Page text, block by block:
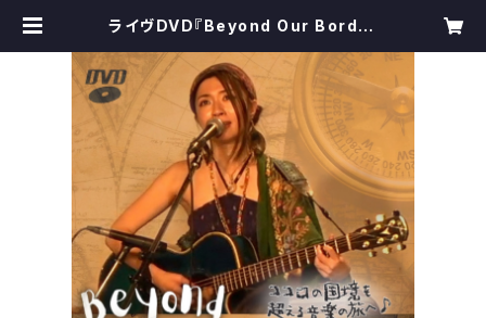
ライヴDVD『Beyond Our Border
へ - 』 | 詠美衣＊うたの宅急便 〜E
mmy songs delivery〜